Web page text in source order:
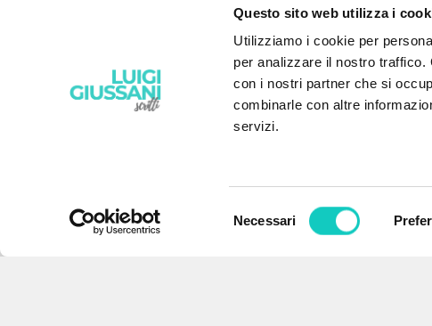
Questo sito web utilizza i
Utilizziamo i cookie per
per analizzare il nostro
con i nostri partner che si
combinarle con altre
servizi.
Necessari
EL PROYECTO